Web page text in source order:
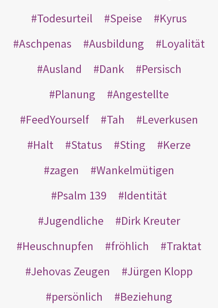
Todesurteil
Speise
Kyrus
Aschpenas
Ausbildung
Loyalität
Ausland
Dank
Persisch
Planung
Angestellte
FeedYourself
Tah
Leverkusen
Halt
Status Sting
Kerze
zagen
Wankelmütigen
Psalm 139
Identität
Jugendliche
Dirk Kreuter
Heuschnupfen
fröhlich
Traktat
Jehovas Zeugen
Jürgen Klopp
persönlich
Beziehung